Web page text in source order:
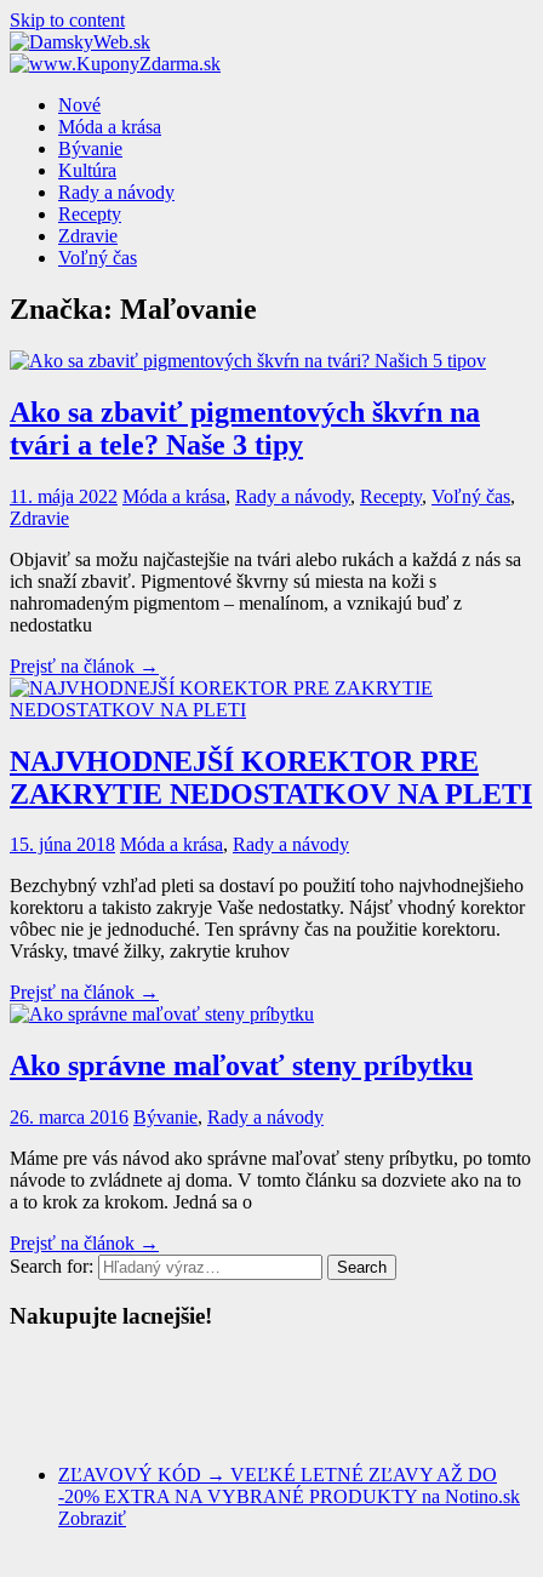
Skip to content
Nové
Móda a krása
Bývanie
Kultúra
Rady a návody
Recepty
Zdravie
Voľný čas
Značka: Maľovanie
Ako sa zbaviť pigmentových škvŕn na
tvári a tele? Naše 3 tipy
11. mája 2022 Móda a krása, Rady a návody, Recepty, Voľný čas,
Zdravie
Objaviť sa možu najčastejšie na tvári alebo rukách a každá z nás sa
ich snaží zbaviť. Pigmentové škvrny sú miesta na koži s
nahromadeným pigmentom – menalínom, a vznikajú buď z
nedostatku
Prejsť na článok →
NAJVHODNEJŠÍ KOREKTOR PRE
ZAKRYTIE NEDOSTATKOV NA PLETI
15. júna 2018 Móda a krása, Rady a návody
Bezchybný vzhľad pleti sa dostaví po použití toho najvhodnejšieho
korektoru a takisto zakryje Vaše nedostatky. Nájsť vhodný korektor
vôbec nie je jednoduché. Ten správny čas na použitie korektoru.
Vrásky, tmavé žilky, zakrytie kruhov
Prejsť na článok →
Ako správne maľovať steny príbytku
26. marca 2016 Bývanie, Rady a návody
Máme pre vás návod ako správne maľovať steny príbytku, po tomto
návode to zvládnete aj doma. V tomto článku sa dozviete ako na to
a to krok za krokom. Jedná sa o
Prejsť na článok →
Search for:
Search
Nakupujte lacnejšie!
ZĽAVOVÝ KÓD → VEĽKÉ LETNÉ ZĽAVY AŽ DO
-20% EXTRA NA VYBRANÉ PRODUKTY na Notino.sk
Zobraziť